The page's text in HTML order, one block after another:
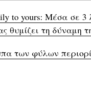
to yours: Μέσα σε 3
θυμίζει τη δύναμη
των φύλων